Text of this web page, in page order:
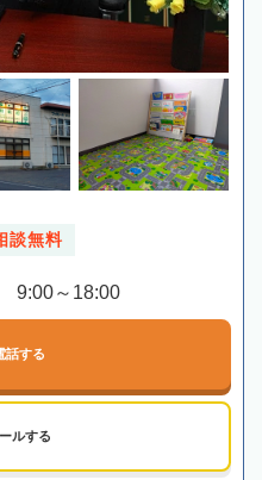
談無料
9:00～18:00
話する
ルする